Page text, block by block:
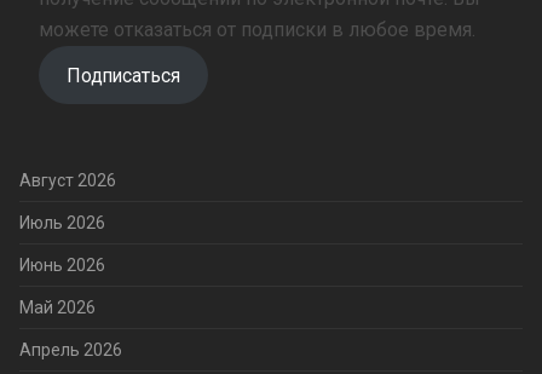
можете отказаться от подписки в любое время.
Подписаться
Август 2026
Июль 2026
Июнь 2026
Май 2026
Апрель 2026